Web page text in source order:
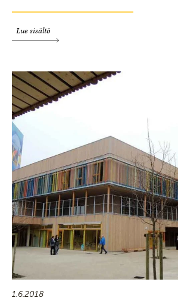
Lue sisältö
1.6.2018